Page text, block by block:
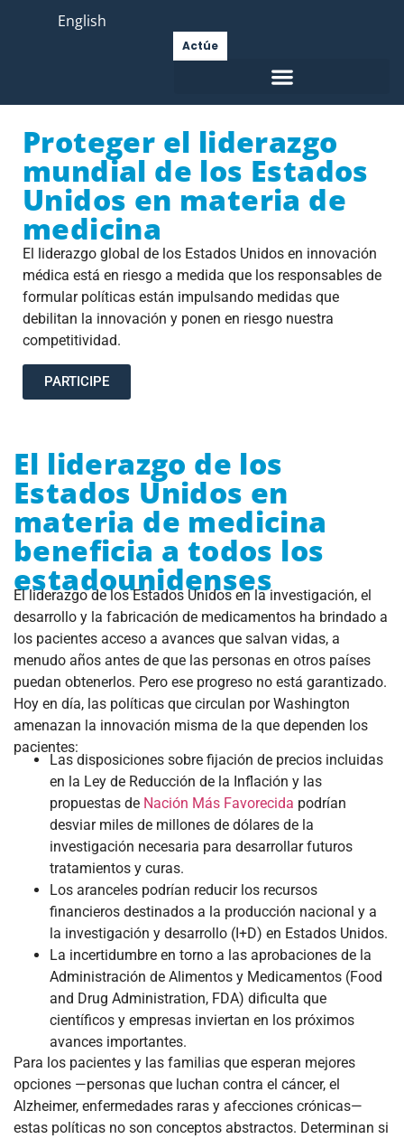
English
Actúe
Proteger el liderazgo
mundial de los Estados
Unidos en materia de
medicina
El liderazgo global de los Estados Unidos en innovación
médica está en riesgo a medida que los responsables de
formular políticas están impulsando medidas que
debilitan la innovación y ponen en riesgo nuestra
competitividad.
PARTICIPE
El liderazgo de los
Estados Unidos en
materia de medicina
beneficia a todos los
estadounidenses
El liderazgo de los Estados Unidos en la investigación, el
desarrollo y la fabricación de medicamentos ha brindado a
los pacientes acceso a avances que salvan vidas, a
menudo años antes de que las personas en otros países
puedan obtenerlos. Pero ese progreso no está garantizado.
Hoy en día, las políticas que circulan por Washington
amenazan la innovación misma de la que dependen los
pacientes:
Las disposiciones sobre fijación de precios incluidas
en la Ley de Reducción de la Inflación y las
propuestas de Nación Más Favorecida podrían
desviar miles de millones de dólares de la
investigación necesaria para desarrollar futuros
tratamientos y curas.
Los aranceles podrían reducir los recursos
financieros destinados a la producción nacional y a
la investigación y desarrollo (I+D) en Estados Unidos.
La incertidumbre en torno a las aprobaciones de la
Administración de Alimentos y Medicamentos (Food
and Drug Administration, FDA) dificulta que
científicos y empresas inviertan en los próximos
avances importantes.
Para los pacientes y las familias que esperan mejores
opciones —personas que luchan contra el cáncer, el
Alzheimer, enfermedades raras y afecciones crónicas—
estas políticas no son conceptos abstractos. Determinan si